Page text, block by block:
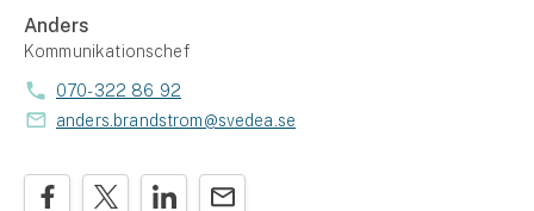
Anders
Kommunikationschef
070-322 86 92
anders.brandstrom@svedea.se